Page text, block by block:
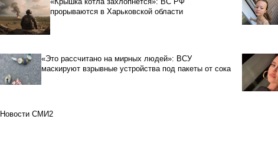
прорываются в Харьковской области
«Это рассчитано на мирных людей»: ВСУ
маскируют взрывные устройства под пакеты от сока
Новости СМИ2